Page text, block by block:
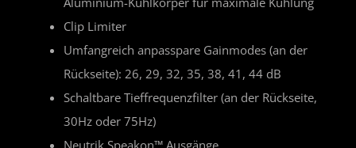
Clip Limiter
Umfangreich anpasspare Gainmodes (an der
Rückseite): 26, 29, 32, 35, 38, 41, 44 dB
Schaltbare Tieffrequenzfilter (an der Rückseite,
30Hz oder 75Hz)